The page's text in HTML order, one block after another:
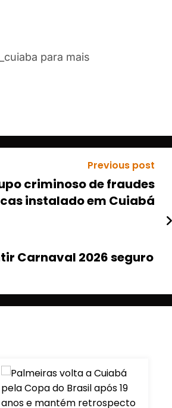
para mais
Previous post
criminoso de fraudes
instalado em Cuiabá
Carnaval 2026 seguro